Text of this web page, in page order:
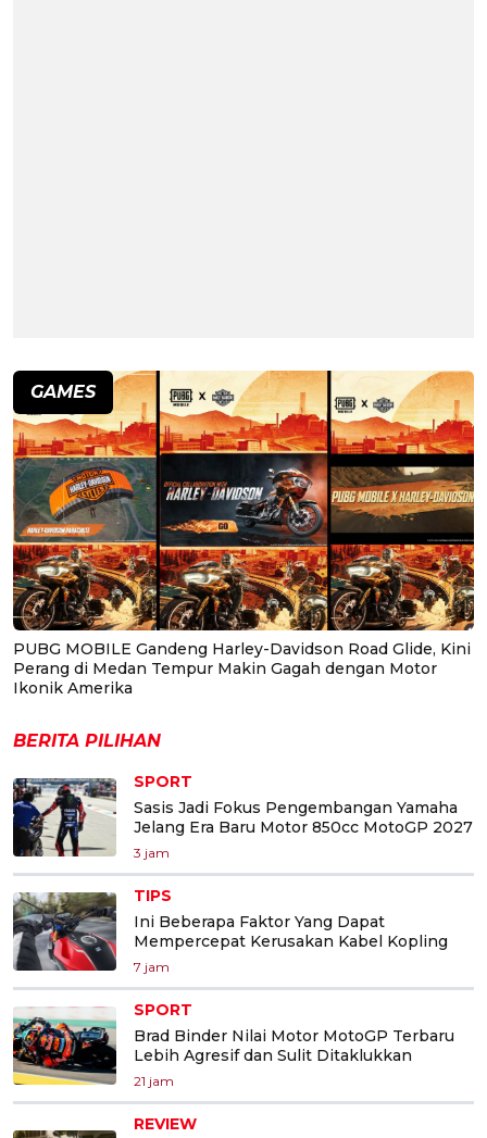
GAMES
PUBG MOBILE Gandeng Harley-Davidson Road Glide, Kini
Perang di Medan Tempur Makin Gagah dengan Motor
Ikonik Amerika
BERITA PILIHAN
SPORT
Sasis Jadi Fokus Pengembangan Yamaha
Jelang Era Baru Motor 850cc MotoGP 2027
3 jam
TIPS
Ini Beberapa Faktor Yang Dapat
Mempercepat Kerusakan Kabel Kopling
7 jam
SPORT
Brad Binder Nilai Motor MotoGP Terbaru
Lebih Agresif dan Sulit Ditaklukkan
21 jam
REVIEW